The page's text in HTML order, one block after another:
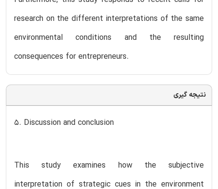
research on the different interpretations of the same
environmental conditions and the resulting
consequences for entrepreneurs.
نتیجه گیری
5. Discussion and conclusion
This study examines how the subjective
interpretation of strategic cues in the environment